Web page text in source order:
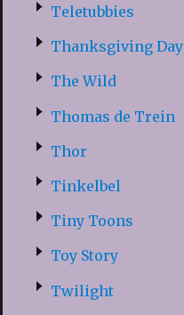
Teletubbies
Thanksgiving Day
The Wild
Thomas de Trein
Thor
Tinkelbel
Tiny Toons
Toy Story
Twilight